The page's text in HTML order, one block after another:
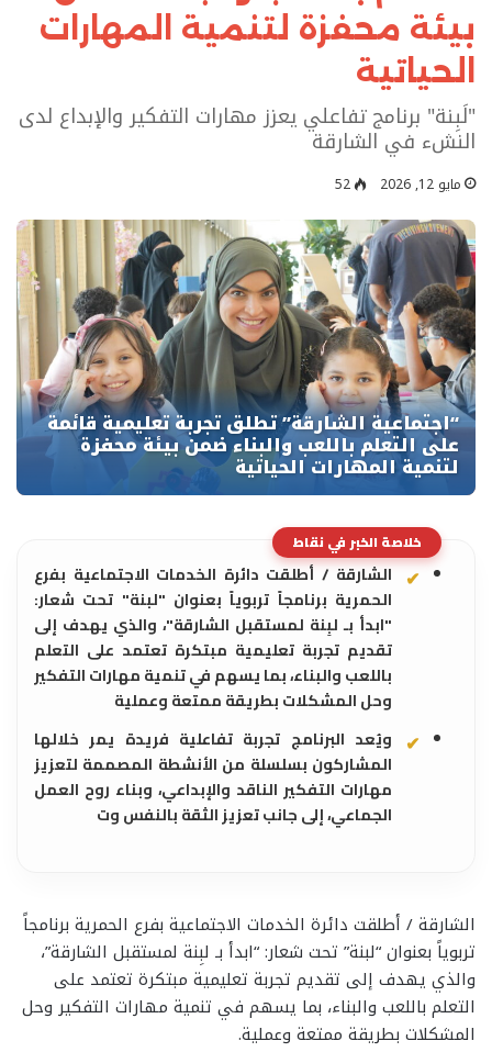
بيئة محفزة لتنمية المهارات
الحياتية
"لَبِنة" برنامج تفاعلي يعزز مهارات التفكير والإبداع لدى
النشء في الشارقة
مايو 12, 2026 52
خلاصة الخبر في نقاط
الشارقة / أطلقت دائرة الخدمات الاجتماعية بفرع
الحمرية برنامجاً تربوياً بعنوان "لبنة" تحت شعار:
"ابدأ بـ لبِنة لمستقبل الشارقة"، والذي يهدف إلى
تقديم تجربة تعليمية مبتكرة تعتمد على التعلم
باللعب والبناء، بما يسهم في تنمية مهارات التفكير
وحل المشكلات بطريقة ممتعة وعملية
ويُعد البرنامج تجربة تفاعلية فريدة يمر خلالها
المشاركون بسلسلة من الأنشطة المصممة لتعزيز
مهارات التفكير الناقد والإبداعي، وبناء روح العمل
الجماعي، إلى جانب تعزيز الثقة بالنفس وت
الشارقة / أطلقت دائرة الخدمات الاجتماعية بفرع الحمرية برنامجاً
تربوياً بعنوان “لبنة” تحت شعار: “ابدأ بـ لبِنة لمستقبل الشارقة”،
والذي يهدف إلى تقديم تجربة تعليمية مبتكرة تعتمد على
التعلم باللعب والبناء، بما يسهم في تنمية مهارات التفكير وحل
المشكلات بطريقة ممتعة وعملية.